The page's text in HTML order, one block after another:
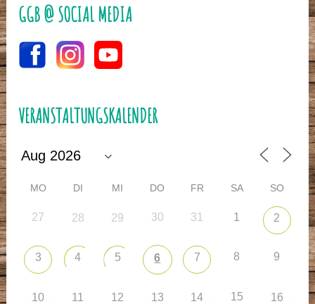
GGB @ SOCIAL MEDIA
VERANSTALTUNGSKALENDER
MO DI MI DO FR SA SO
27 28 29 30 31 1 2
3 4 5 6 7 8 9
10 11 12 13 14 15 16